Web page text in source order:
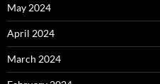
May 2024
April 2024
March 2024